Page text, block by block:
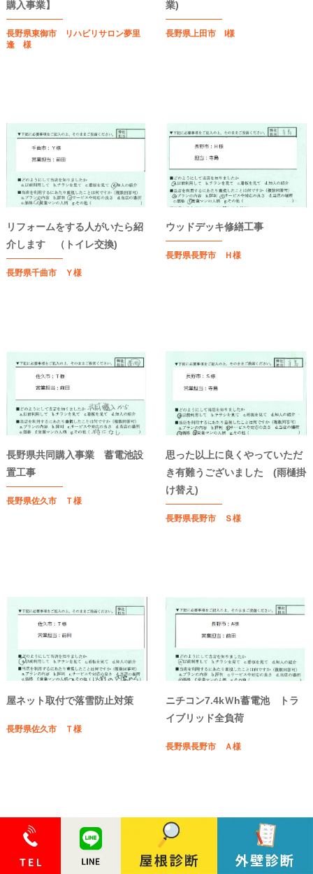
購入事業】
長野県東御市 リハビリサロン夢里
逢 様
業)
長野県上田市 I様
リフォームをする人がいたら紹
介します （トイレ交換)
長野県千曲市 Ｙ様
ウッドデッキ修繕工事
長野県長野市 Ｈ様
長野県共同購入事業 蓄電池設
置工事
長野県佐久市 Ｔ様
思った以上に良くやっていただ
き有難うございました (雨樋掛
け替え)
長野県長野市 Ｓ様
屋ネット取付で落雪防止対策
長野県佐久市 Ｔ様
ニチコン7.4kＷh蓄電池 トラ
イブリッド全負荷
長野県長野市 Ａ様